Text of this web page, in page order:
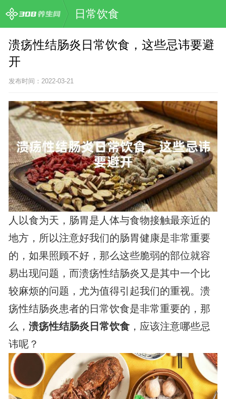
日常饮食
溃疡性结肠炎日常饮食，这些忌讳要避
开
发布时间：2022-03-21
人以食为天，肠胃是人体与食物接触最亲近的
地方，所以注意好我们的肠胃健康是非常重要
的，如果照顾不好，那么这些脆弱的部位就容
易出现问题，而溃疡性结肠炎又是其中一个比
较麻烦的问题，尤为值得引起我们的重视。溃
疡性结肠炎患者的日常饮食是非常重要的，那
么， 溃疡性结肠炎日常饮食，应该注意哪些忌
讳呢？